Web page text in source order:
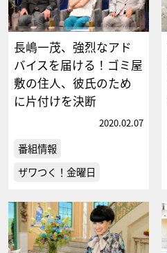
長嶋一茂、強烈なアド
バイスを届ける！ゴミ屋
敷の住人、彼氏のため
に片付けを決断
2020.02.07
番組情報
ザワつく！金曜日